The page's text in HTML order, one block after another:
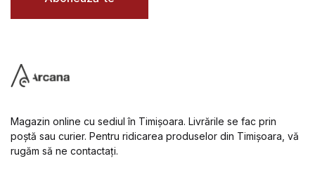
Magazin online cu sediul în Timișoara. Livrările se fac prin
poștă sau curier. Pentru ridicarea produselor din Timișoara, vă
rugăm să ne contactați.